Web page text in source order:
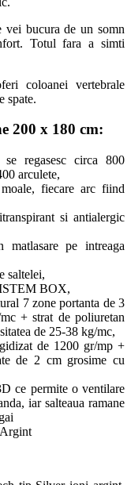
vei bucura de un somn
Totul fara a simti
coloanei vertebrale
spate.
200 x 180 cm:
se regasesc circa 800
arculete,
fiecare arc fiind
si antialergic
matlasare pe intreaga
saltelei,
BOX,
7 zone portanta de 3
+ strat de poliuretan
de 25-38 kg/mc,
de 1200 gr/mp +
de 2 cm grosime cu
ce permite o ventilare
iar salteaua ramane